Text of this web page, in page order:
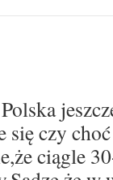
się czy
ciągle